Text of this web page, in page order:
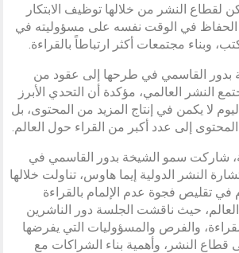
لقطاع النشر من خلالها توظيف الابتكار
الحفاظ في الوقت نفسه على مسؤوليته في
وبناء مجتمعات أكثر ارتباطاً بالقراءة.
بدور القاسمي في طرحها إلى عقود من
النشر العالمي، مؤكدة أن التحدي الأبرز
لا يكمن في إنتاج المزيد من المحتوى، بل
إلى عدد أكبر من القراء حول العالم.
شاركت سمو الشيخة بدور القاسمي في
النشر الدولية إيما هاوس، تناولت خلالها
في تقليص فجوة عدم الإلمام بالقراءة
حيث ناقشت الجلسة دور الناشرين
والفرص والمسؤوليات التي يفرضها
قطاع النشر، وأهمية بناء الشراكات مع